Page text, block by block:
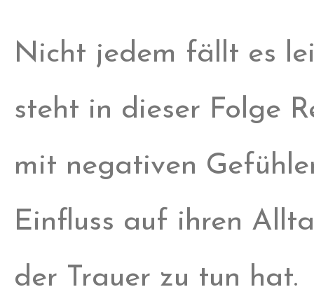
Nicht jedem fällt es
steht in dieser Folge
mit negativen
Einfluss auf ihren
der Trauer zu tun hat.